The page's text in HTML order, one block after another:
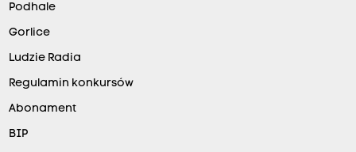
Podhale
Gorlice
Ludzie Radia
Regulamin konkursów
Abonament
BIP